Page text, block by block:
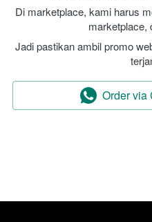
Di marketplace, kami harus
marketplace,
Jadi pastikan ambil promo
` Order via